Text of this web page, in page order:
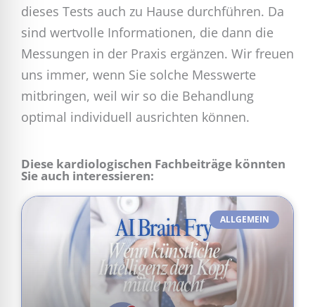
dieses Tests auch zu Hause durchführen. Da
sind wertvolle Informationen, die dann die
Messungen in der Praxis ergänzen. Wir freuen
uns immer, wenn Sie solche Messwerte
mitbringen, weil wir so die Behandlung
optimal individuell ausrichten können.
Diese kardiologischen Fachbeiträge könnten
Sie auch interessieren:
ALLGEMEIN